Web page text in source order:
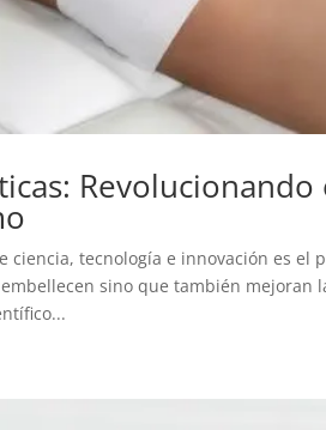
ciencia, tecnología e innovación es
sino que también mejoran